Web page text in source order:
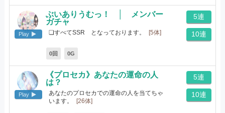
Play
ぶいありうむっ！ │ メンバー
ガチャ
❏すべてSSR となっております。 [5体]
0回 0G
5連
10連
Play
《プロセカ》あなたの運命の人
は？
あなたのプロセカでの運命の人を当てちゃ
います。
[26体]
5連
10連